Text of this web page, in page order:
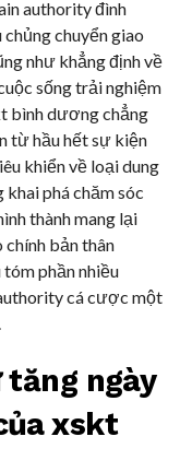
authority đình
chuyển giao
như khẳng định về
sống trải nghiệm
bình dương chẳng
từ hầu hết sự kiện
khiển về loại dung
phá chăm sóc
thành mang lại
chính bản thân
phần nhiều
cá cược một
tăng ngày
xskt